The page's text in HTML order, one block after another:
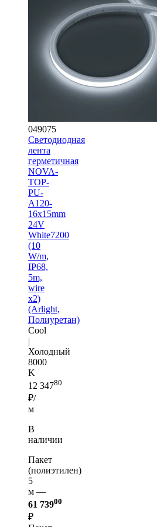
049075
Светодиодная
лента
герметичная
NOVA-
TOP-
PU-
A120-
16x15mm
24V
White7200
(10
W/m,
IP68,
5m,
wire
x2)
(Arlight,
Полиуретан)
Cool
|
Холодный
8000
K
12 34780
₽/
м
В
наличии
Пакет
(полиэтилен)
5
м —
61 73900
₽